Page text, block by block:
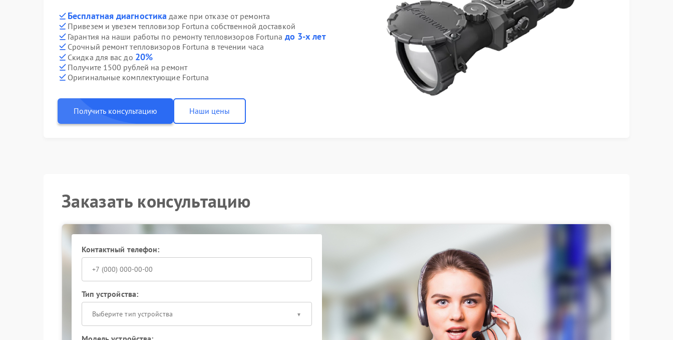
Бесплатная диагностика даже при отказе от ремонта
Привезем и увезем тепловизор Fortuna собственной доставкой
Гарантия на наши работы по ремонту тепловизоров Fortuna до 3-х лет
Срочный ремонт тепловизоров Fortuna в течении часа
Скидка для вас до 20%
Получите 1500 рублей на ремонт
Оригинальные комплектующие Fortuna
Получить консультацию Наши цены
Заказать консультацию
Контактный телефон:
Тип устройства:
Выберите тип устройства